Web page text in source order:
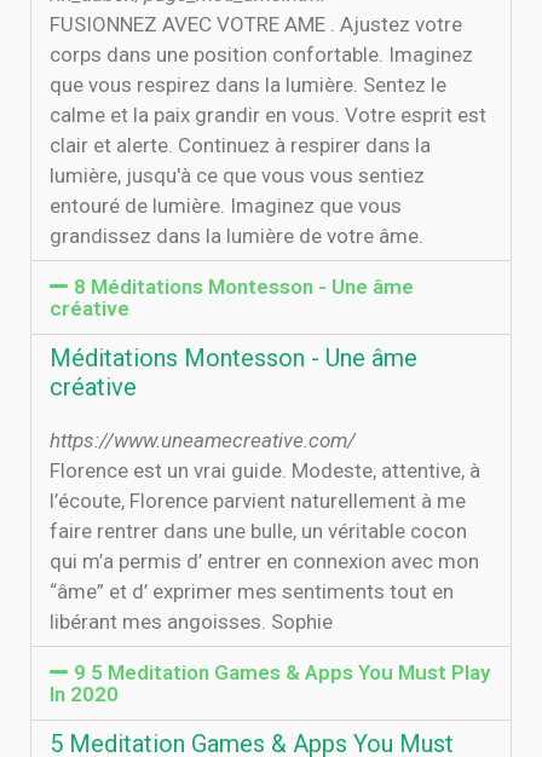
FUSIONNEZ AVEC VOTRE AME . Ajustez votre
corps dans une position confortable. Imaginez
que vous respirez dans la lumière. Sentez le
calme et la paix grandir en vous. Votre esprit est
clair et alerte. Continuez à respirer dans la
lumière, jusqu'à ce que vous vous sentiez
entouré de lumière. Imaginez que vous
grandissez dans la lumière de votre âme.
8 Méditations Montesson - Une âme
créative
Méditations Montesson - Une âme
créative
https://www.uneamecreative.com/
Florence est un vrai guide. Modeste, attentive, à
l’écoute, Florence parvient naturellement à me
faire rentrer dans une bulle, un véritable cocon
qui m’a permis d’ entrer en connexion avec mon
“âme” et d’ exprimer mes sentiments tout en
libérant mes angoisses. Sophie
9 5 Meditation Games & Apps You Must Play
In 2020
5 Meditation Games & Apps You Must